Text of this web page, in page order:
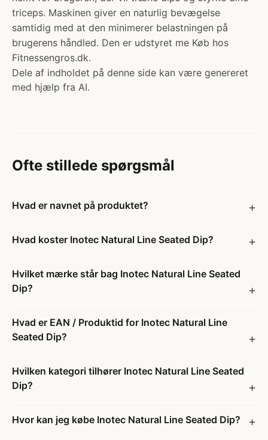
triceps. Maskinen giver en naturlig bevægelse
samtidig med at den minimerer belastningen på
brugerens håndled. Den er udstyret me Køb hos
Fitnessengros.dk.
Dele af indholdet på denne side kan være genereret
med hjælp fra AI.
Ofte stillede spørgsmål
Hvad er navnet på produktet?
Hvad koster Inotec Natural Line Seated Dip?
Hvilket mærke står bag Inotec Natural Line Seated
Dip?
Hvad er EAN / Produktid for Inotec Natural Line
Seated Dip?
Hvilken kategori tilhører Inotec Natural Line Seated
Dip?
Hvor kan jeg købe Inotec Natural Line Seated Dip?